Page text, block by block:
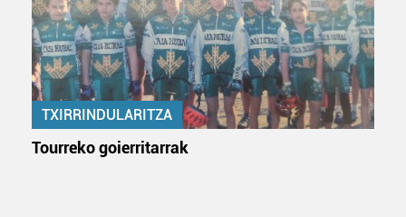
pertsonalizatuak eskaintzeko, iragarkiak eta edukia
neurtzeko, jendeari buruzko informazioa biltzeko eta
produktuak garatzeko. Zure datuak nork eta zertarako
erabiltzen dituen hauta dezakezu.
Bazkide batzuek ez dizute baimenik eskatzen, eta beren
bazkideen zerrenda, beren ustez zein helburutarako
TXIRRINDULARITZA
Tourreko goierritarrak